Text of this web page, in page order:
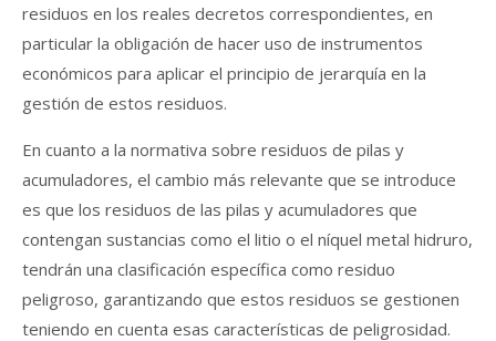
residuos en los reales decretos correspondientes, en
particular la obligación de hacer uso de instrumentos
económicos para aplicar el principio de jerarquía en la
gestión de estos residuos.
En cuanto a la normativa sobre residuos de pilas y
acumuladores, el cambio más relevante que se introduce
es que los residuos de las pilas y acumuladores que
contengan sustancias como el litio o el níquel metal hidruro,
tendrán una clasificación específica como residuo
peligroso, garantizando que estos residuos se gestionen
teniendo en cuenta esas características de peligrosidad.